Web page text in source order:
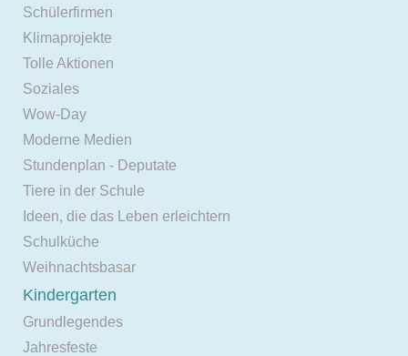
Schülerfirmen
Klimaprojekte
Tolle Aktionen
Soziales
Wow-Day
Moderne Medien
Stundenplan - Deputate
Tiere in der Schule
Ideen, die das Leben erleichtern
Schulküche
Weihnachtsbasar
Kindergarten
Grundlegendes
Jahresfeste